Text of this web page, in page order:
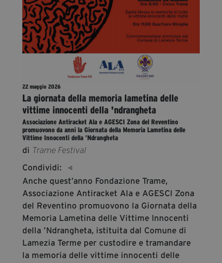
segreteria@tramefestival.it
info@tramefestival.it
+39 346 954 4078
22 maggio 2026
La giornata della memoria lametina delle
vittime innocenti della 'ndrangheta
Associazione Antiracket Ala e AGESCI Zona del Reventino
promuovono da anni la Giornata della Memoria Lametina delle
Vittime Innocenti della ’Ndrangheta
di Trame Festival
Condividi:
Anche quest’anno Fondazione Trame,
Associazione Antiracket Ala e AGESCI Zona
del Reventino promuovono la Giornata della
Memoria Lametina delle Vittime Innocenti
della ’Ndrangheta, istituita dal Comune di
Lamezia Terme per custodire e tramandare
la memoria delle vittime innocenti delle